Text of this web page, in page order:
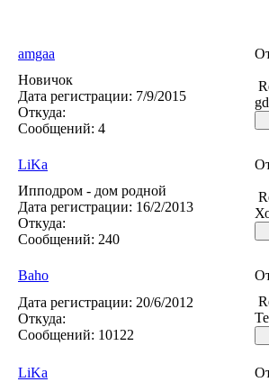
amgaa
Новичок
Дата регистрации: 7/9/2015
Откуда:
Сообщений: 4
LiKa
Ипподром - дом родной
Дата регистрации: 16/2/2013
Откуда:
Сообщений: 240
Baho
Дата регистрации: 20/6/2012
Откуда:
Сообщений: 10122
LiKa